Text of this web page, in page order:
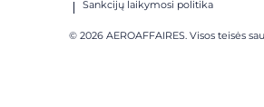
Sankcijų laikymosi politika
© 2026 AEROAFFAIRES. Visos teisės